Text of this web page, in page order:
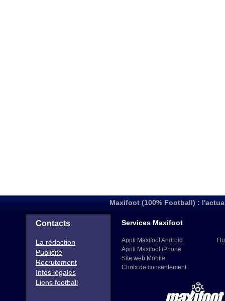
Maxifoot (100% Football) :
Contacts
La rédaction
Publicité
Recrutement
Infos légales
Liens football
Services Maxifoot
Appli Maxifoot Android
Appli Maxifoot iPhone
Site web Mobile
Choix de consentement